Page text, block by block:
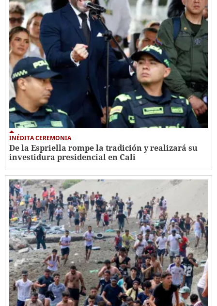
INÉDITA CEREMONIA
De la Espriella rompe la tradición y realizará su
investidura presidencial en Cali